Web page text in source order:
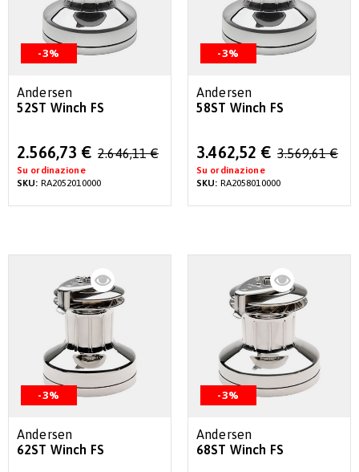
-3%
Andersen
52ST Winch FS
Special
Price
2.566,73 € 2.646,11 €
Su ordinazione
SKU: RA2052010000
-3%
Andersen
58ST Winch FS
Special
Price
3.462,52 € 3.569,61 €
Su ordinazione
SKU: RA2058010000
-3%
Andersen
62ST Winch FS
-3%
Andersen
68ST Winch FS